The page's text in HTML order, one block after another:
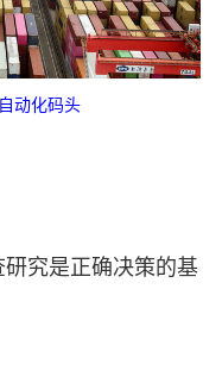
动化码头
究是正确决策的基